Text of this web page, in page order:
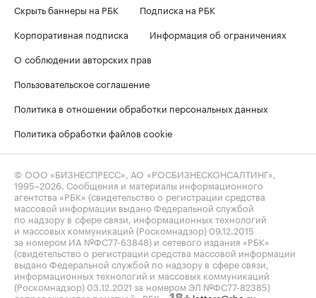
Скрыть баннеры на РБК
Подписка на РБК
Корпоративная подписка
Информация об ограничениях
О соблюдении авторских прав
Пользовательское соглашение
Политика в отношении обработки персональных данных
Политика обработки файлов cookie
© ООО «БИЗНЕСПРЕСС», АО «РОСБИЗНЕСКОНСАЛТИНГ»,
1995–2026 . Сообщения и материалы информационного
агентства «РБК» (свидетельство о регистрации средства
массовой информации выдано Федеральной службой
по надзору в сфере связи, информационных технологий
и массовых коммуникаций (Роскомнадзор) 09.12.2015
за номером ИА №ФС77-63848) и сетевого издания «РБК»
(свидетельство о регистрации средства массовой информации
выдано Федеральной службой по надзору в сфере связи,
информационных технологий и массовых коммуникаций
(Роскомнадзор) 03.12.2021 за номером ЭЛ №ФС77-82385)